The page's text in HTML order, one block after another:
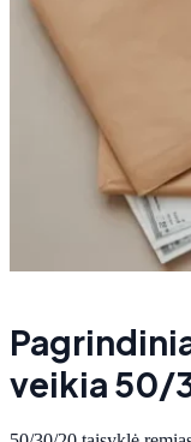
veikia 50/